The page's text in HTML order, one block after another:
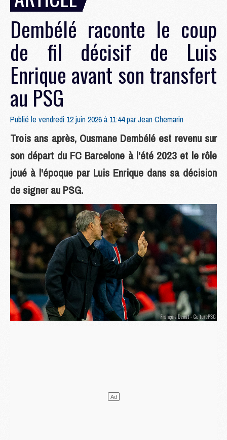
Dembélé raconte le coup
de fil décisif de Luis
Enrique avant son transfert
au PSG
Publié le vendredi 12 juin 2026 à 11:44 parJean Chemarin
Trois ans après, Ousmane Dembélé est revenu sur
son départ du FC Barcelone à l'été 2023 et le rôle
joué à l'époque par Luis Enrique dans sa décision
de signer au PSG.